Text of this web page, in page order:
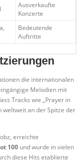
Ausverkaufte
Konzerte
Bedeutende
Auftritte
die internationalen
Melodien mit
Tracks wie „Prayer in
weltweit an der Spitze der
erreichte
100 und wurde in vielen
diese Hits etablierte